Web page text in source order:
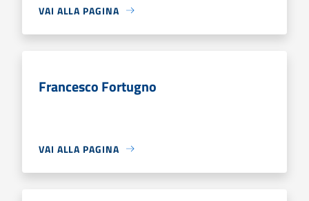
VAI ALLA PAGINA
Francesco Fortugno
VAI ALLA PAGINA